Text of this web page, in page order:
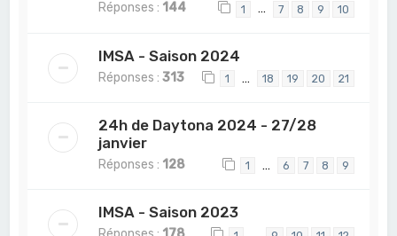
Réponses : 144 1 … 7 8 9 10
IMSA - Saison 2024
Réponses :313 1 … 18 19 20 21
24h de Daytona 2024 - 27/28
janvier
Réponses : 128 1 … 6 7 8 9
IMSA - Saison 2023